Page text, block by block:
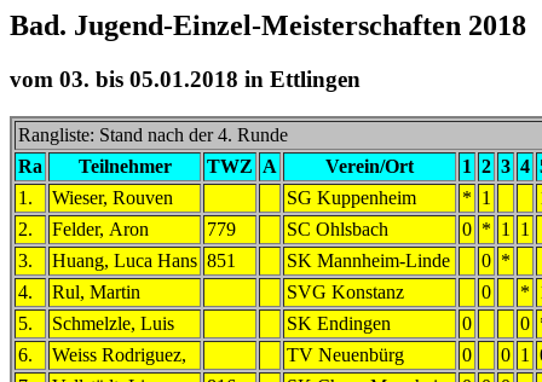
Bad. Jugend-Einzel-Meisterschaften
vom 03. bis 05.01.2018 in Ettlingen
Rangliste: Stand nach der 4. Runde
Ra
Teilnehmer TWZ A Verein/Ort 1 2 3 4
1.
Wieser, Rouven SG Kuppenheim * 1
2.
Felder, Aron 779 SC Ohlsbach 0 * 1
1
3.
Huang, Luca Hans 851 SK Mannheim-Linde 0 *
4.
Rul, Martin SVG Konstanz 0 *
5.
Schmelzle, Luis SK Endingen 0 0
6.
Weiss Rodriguez, TV Neuenbürg 0 0 1